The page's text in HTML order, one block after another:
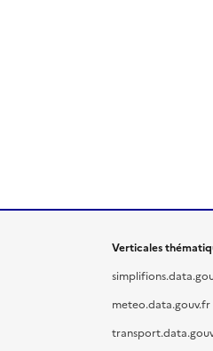
Verticales
meteo.data.gouv.fr